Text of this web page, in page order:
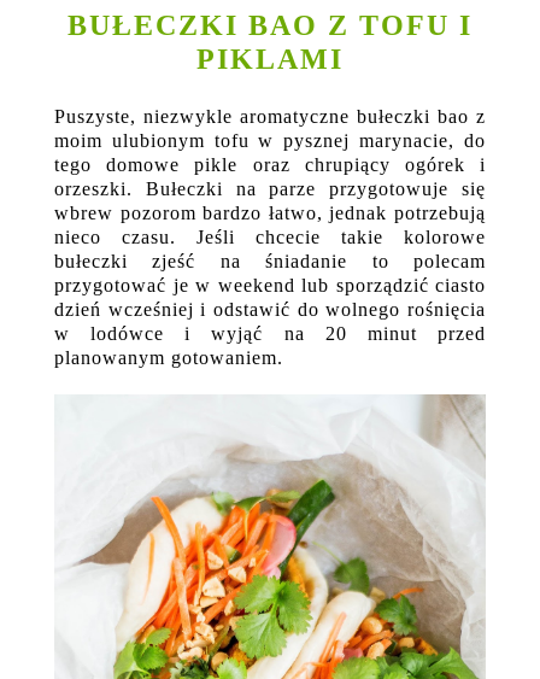
BUŁECZKI BAO Z TOFU I
PIKLAMI
Puszyste, niezwykle aromatyczne bułeczki bao z
moim ulubionym tofu w pysznej marynacie, do
tego domowe pikle oraz chrupiący ogórek i
orzeszki. Bułeczki na parze przygotowuje się
wbrew pozorom bardzo łatwo, jednak potrzebują
nieco czasu. Jeśli chcecie takie kolorowe
bułeczki zjeść na śniadanie to polecam
przygotować je w weekend lub sporządzić ciasto
dzień wcześniej i odstawić do wolnego rośnięcia
w lodówce i wyjąć na 20 minut przed
planowanym gotowaniem.